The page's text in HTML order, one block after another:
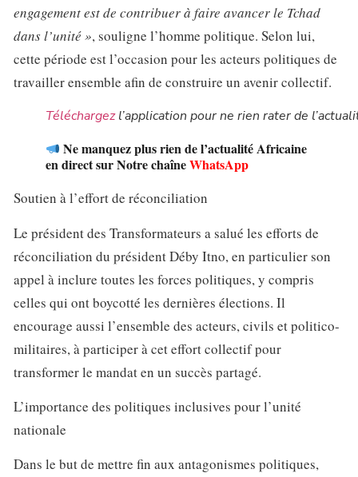
engagement est de contribuer à faire avancer le Tchad
dans l’unité », souligne l’homme politique. Selon lui,
cette période est l’occasion pour les acteurs politiques de
travailler ensemble afin de construire un avenir collectif.
Téléchargezl’application pour ne rien rater de
Ne manquez plus rien de l’actualité Africaine
en direct sur Notre chaîneWhatsApp
Soutien à l’effort de réconciliation
Le président des Transformateurs a salué les efforts de
réconciliation du président Déby Itno, en particulier son
appel à inclure toutes les forces politiques, y compris
celles qui ont boycotté les dernières élections. Il
encourage aussi l’ensemble des acteurs, civils et politico-
militaires, à participer à cet effort collectif pour
transformer le mandat en un succès partagé.
L’importance des politiques inclusives pour l’unité
nationale
Dans le but de mettre fin aux antagonismes politiques,